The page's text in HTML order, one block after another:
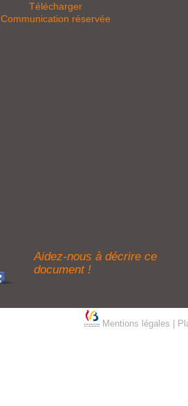
Télécharger
Communication réservée
Aidez-nous à décrire ce
document !
Mentions légales